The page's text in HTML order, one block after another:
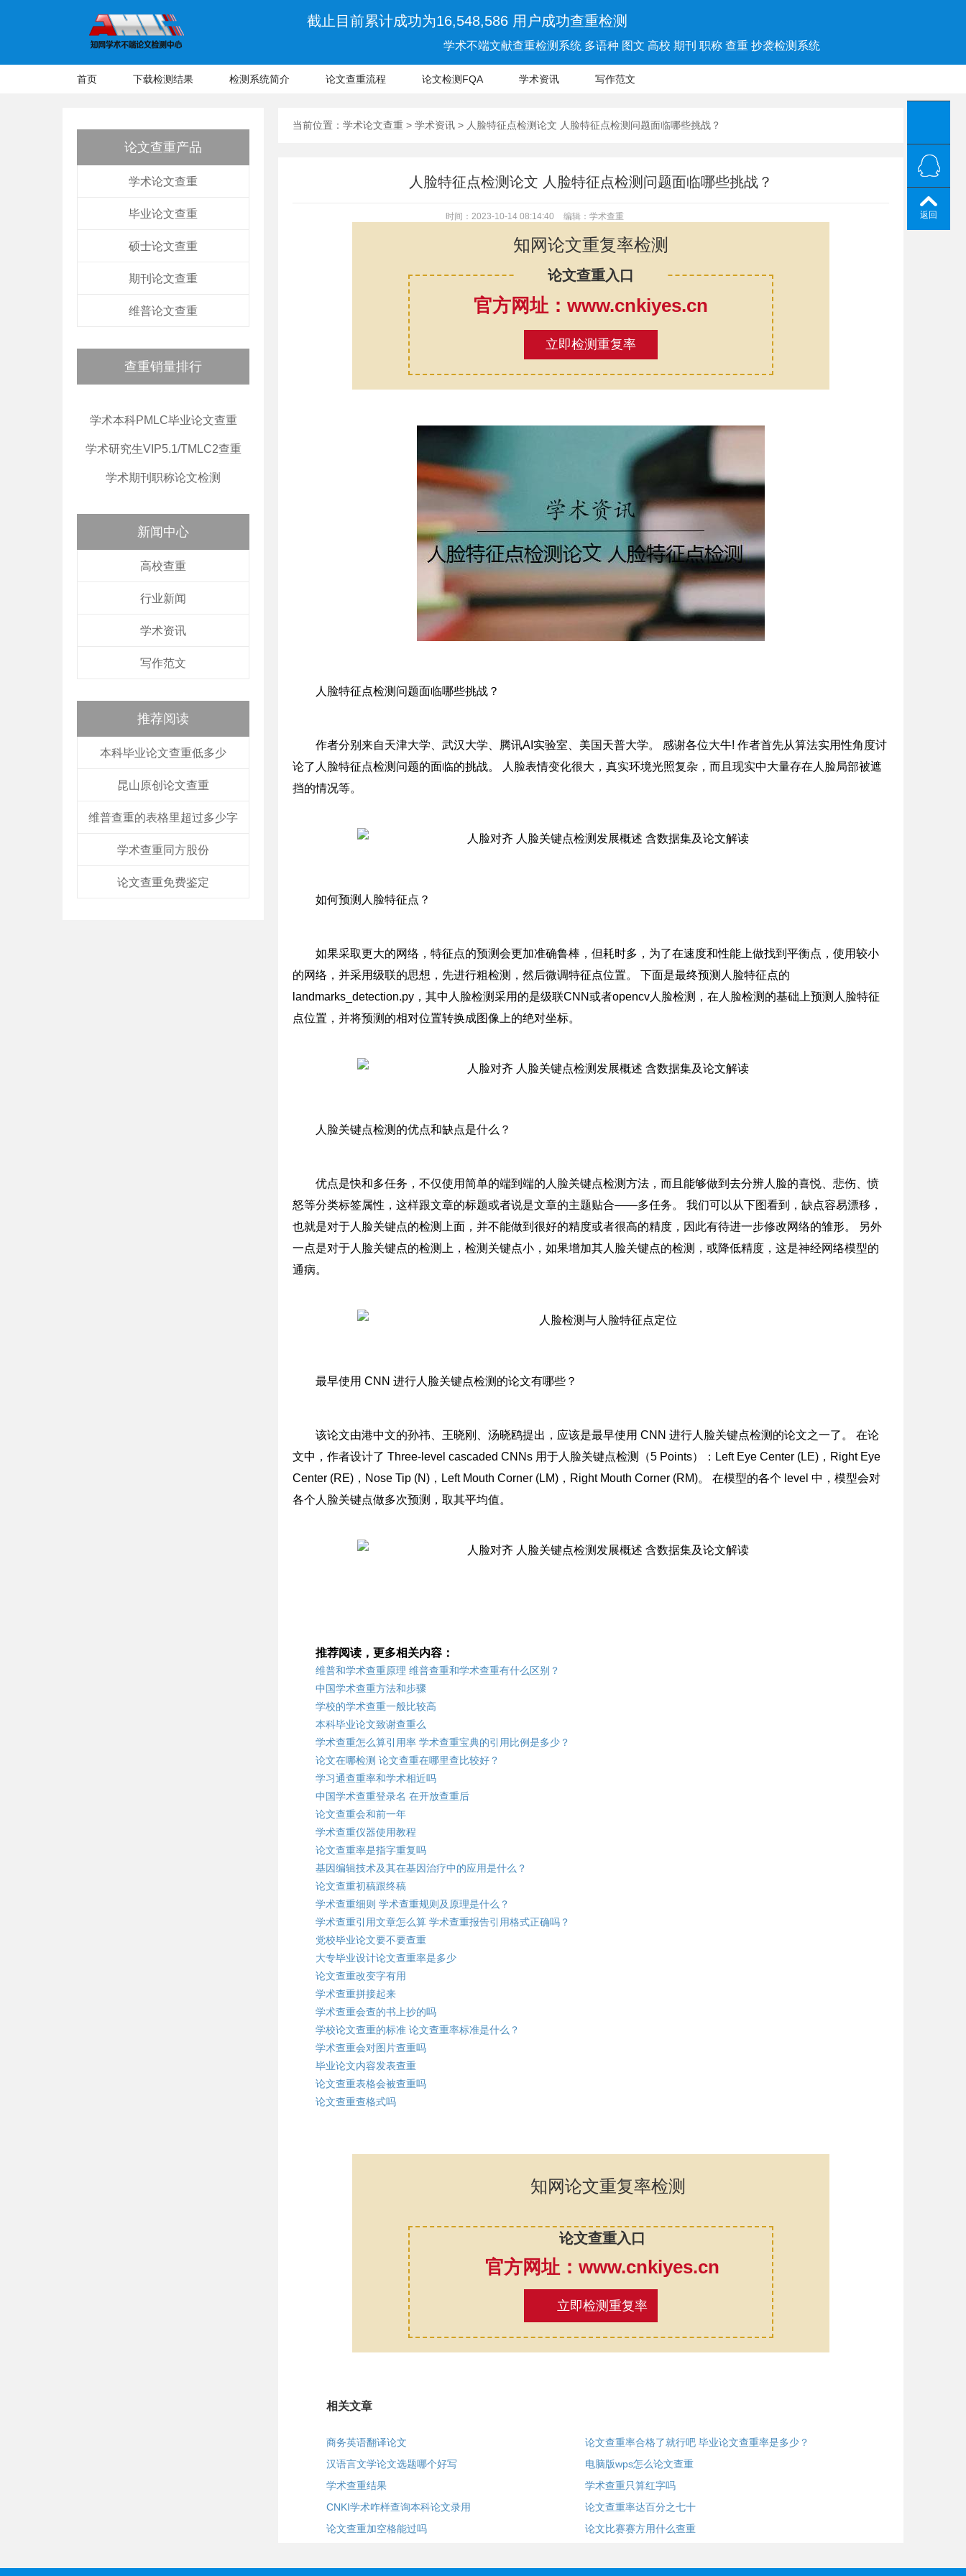
截止目前累计成功为16,548,586 用户成功查重检测
学术不端文献查重检测系统 多语种 图文 高校 期刊 职称 查重 抄袭检测系统
首页 下载检测结果 检测系统简介 论文查重流程 论文检测FQA 学术资讯 写作范文
论文查重产品
学术论文查重
毕业论文查重
硕士论文查重
期刊论文查重
维普论文查重
查重销量排行
学术本科PMLC毕业论文查重
学术研究生VIP5.1/TMLC2查重
学术期刊职称论文检测
新闻中心
高校查重
行业新闻
学术资讯
写作范文
推荐阅读
本科毕业论文查重低多少
昆山原创论文查重
维普查重的表格里超过多少字
学术查重同方股份
论文查重免费鉴定
当前位置： 学术论文查重 > 学术资讯 > 人脸特征点检测论文 人脸特征点检测问题面临哪些挑战？
人脸特征点检测论文 人脸特征点检测问题面临哪些挑战？
时间：2023-10-14 08:14:40 编辑：学术查重
知网论文重复率检测
论文查重入口
官方网址：www.cnkiyes.cn
立即检测重复率
人脸特征点检测问题面临哪些挑战？
作者分别来自天津大学、武汉大学、腾讯AI实验室、美国天普大学。 感谢各位大牛! 作者首先从算法实用性角度讨
论了人脸特征点检测问题的面临的挑战。 人脸表情变化很大，真实环境光照复杂，而且现实中大量存在人脸局部被遮
挡的情况等。
如何预测人脸特征点？
如果采取更大的网络，特征点的预测会更加准确鲁棒，但耗时多，为了在速度和性能上做找到平衡点，使用较小
的网络，并采用级联的思想，先进行粗检测，然后微调特征点位置。 下面是最终预测人脸特征点的
landmarks_detection.py，其中人脸检测采用的是级联CNN或者opencv人脸检测，在人脸检测的基础上预测人脸特征
点位置，并将预测的相对位置转换成图像上的绝对坐标。
人脸关键点检测的优点和缺点是什么？
优点是快和多任务，不仅使用简单的端到端的人脸关键点检测方法，而且能够做到去分辨人脸的喜悦、悲伤、愤
怒等分类标签属性，这样跟文章的标题或者说是文章的主题贴合——多任务。 我们可以从下图看到，缺点容易漂移，
也就是对于人脸关键点的检测上面，并不能做到很好的精度或者很高的精度，因此有待进一步修改网络的雏形。 另外
一点是对于人脸关键点的检测上，检测关键点小，如果增加其人脸关键点的检测，或降低精度，这是神经网络模型的
通病。
最早使用 CNN 进行人脸关键点检测的论文有哪些？
该论文由港中文的孙祎、王晓刚、汤晓鸥提出，应该是最早使用 CNN 进行人脸关键点检测的论文之一了。 在论
文中，作者设计了 Three-level cascaded CNNs 用于人脸关键点检测（5 Points）：Left Eye Center (LE)，Right Eye
Center (RE)，Nose Tip (N)，Left Mouth Corner (LM)，Right Mouth Corner (RM)。 在模型的各个 level 中，模型会对
各个人脸关键点做多次预测，取其平均值。
推荐阅读，更多相关内容：
维普和学术查重原理 维普查重和学术查重有什么区别？
中国学术查重方法和步骤
学校的学术查重一般比较高
本科毕业论文致谢查重么
学术查重怎么算引用率 学术查重宝典的引用比例是多少？
论文在哪检测 论文查重在哪里查比较好？
学习通查重率和学术相近吗
中国学术查重登录名 在开放查重后
论文查重会和前一年
学术查重仪器使用教程
论文查重率是指字重复吗
基因编辑技术及其在基因治疗中的应用是什么？
论文查重初稿跟终稿
学术查重细则 学术查重规则及原理是什么？
学术查重引用文章怎么算 学术查重报告引用格式正确吗？
党校毕业论文要不要查重
大专毕业设计论文查重率是多少
论文查重改变字有用
学术查重拼接起来
学术查重会查的书上抄的吗
学校论文查重的标准 论文查重率标准是什么？
学术查重会对图片查重吗
毕业论文内容发表查重
论文查重表格会被查重吗
论文查重查格式吗
知网论文重复率检测
论文查重入口
官方网址：www.cnkiyes.cn
立即检测重复率
相关文章
商务英语翻译论文
汉语言文学论文选题哪个好写
学术查重结果
CNKI学术咋样查询本科论文录用
论文查重加空格能过吗
论文查重率合格了就行吧 毕业论文查重率是多少？
电脑版wps怎么论文查重
学术查重只算红字吗
论文查重率达百分之七十
论文比赛赛方用什么查重
返回